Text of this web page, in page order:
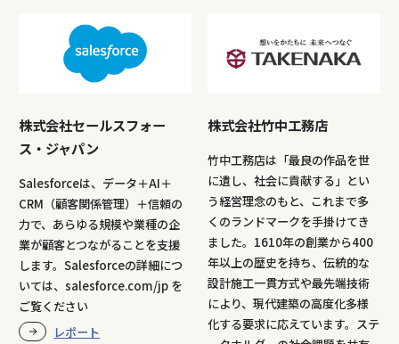
株式会社セールスフォー
ス・ジャパン
Salesforceは、データ＋AI＋
CRM（顧客関係管理）＋信頼の
力で、あらゆる規模や業種の企
業が顧客とつながることを支援
します。Salesforceの詳細につ
いては、salesforce.com/jp を
ご覧ください
レポート
株式会社竹中工務店
竹中工務店は「最良の作品を世
に遺し、社会に貢献する」とい
う経営理念のもと、これまで多
くのランドマークを手掛けてき
ました。1610年の創業から400
年以上の歴史を持ち、伝統的な
設計施工一貫方式や最先端技術
により、現代建築の高度化多様
化する要求に応えています。ステ